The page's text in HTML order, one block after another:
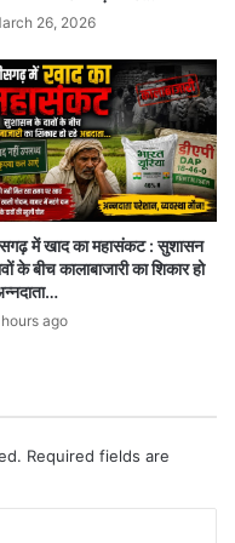
26, 2026
में खाद का महासंकट : सुशासन
के बीच कालाबाजारी का शिकार हो
ago
Required fields are